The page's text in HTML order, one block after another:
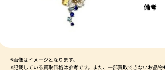
備考
※画像はイメージとなります。
※記載している買取価格は参考です。また、一部買取できないお品